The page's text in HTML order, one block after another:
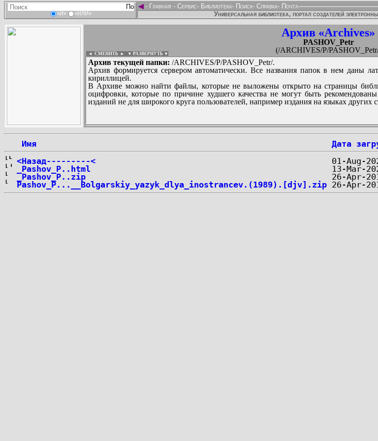
«И» «ИЛИ»
◄- Главная - Сервис- Библиотека- Поиск- Справка- Почта
Универсальная библиотека, портал создателей
Архив «Archives»
PASHOV_Petr
(/ARCHIVES/P/
◄ СМЕНИТЬ ► ▼ РАЗВЕРНУТЬ ▼
Архив текущей папки: /ARCHIVES/P/PASHOV_Petr/.
Архив формируется сервером автоматически. Все названия папок в нем даны
кириллицей.
В Архиве можно найти файлы, которые не выложены открыто на страницы
оцифровки, которые по причине худшего качества не могут быть
изданий не для широкого круга пользователей, например издания на языках других
...
Имя Дата
<Назад---------<
_Pashov_P..html
_Pashov_P..zip
Pashov_P...__Bolgarskiy_yazyk_dlya_inostrancev.(1989).[djv].zip